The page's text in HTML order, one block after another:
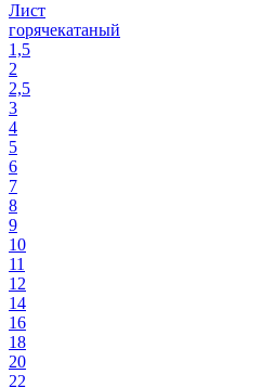
Лист
горячекатаный
1,5
2
2,5
3
4
5
6
7
8
9
10
11
12
14
16
18
20
22